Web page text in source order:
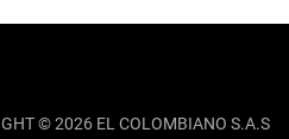
© 2026 EL COLOMBIANO S.A.S